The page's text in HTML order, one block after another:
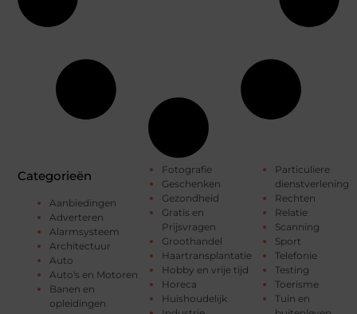
Categorieën
Aanbiedingen
Adverteren
Alarmsysteem
Architectuur
Auto
Auto's en Motoren
Banen en
opleidingen
Fotografie
Geschenken
Gezondheid
Gratis en
Prijsvragen
Groothandel
Haartransplantatie
Hobby en vrije tijd
Horeca
Huishoudelijk
Particuliere
dienstverlening
Rechten
Relatie
Scanning
Sport
Telefonie
Testing
Toerisme
Tuin en